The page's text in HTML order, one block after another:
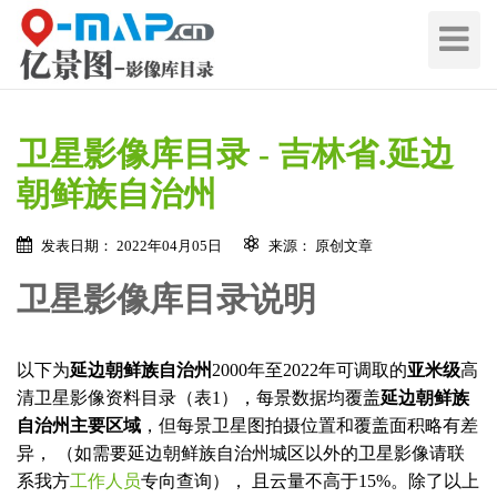
切
导
卫星影像库目录 - 吉林省.延边
朝鲜族自治州
发表日期： 2022年04月05日 来源： 原创文章
卫星影像库目录说明
以下为延边朝鲜族自治州 2000年至2022年可调取的亚米级高
清卫星影像资料目录（表1），每景数据均覆盖延边朝鲜族
自治州主要区域 ，但每景卫星图拍摄位置和覆盖面积略有差
异， （如需要延边朝鲜族自治州城区以外的卫星影像请联
系我方工作人员专向查询）， 且云量不高于15%。除了以上